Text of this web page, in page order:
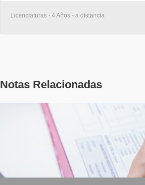
Licenciaturas - 4 Años - a distancia
Notas Relacionadas